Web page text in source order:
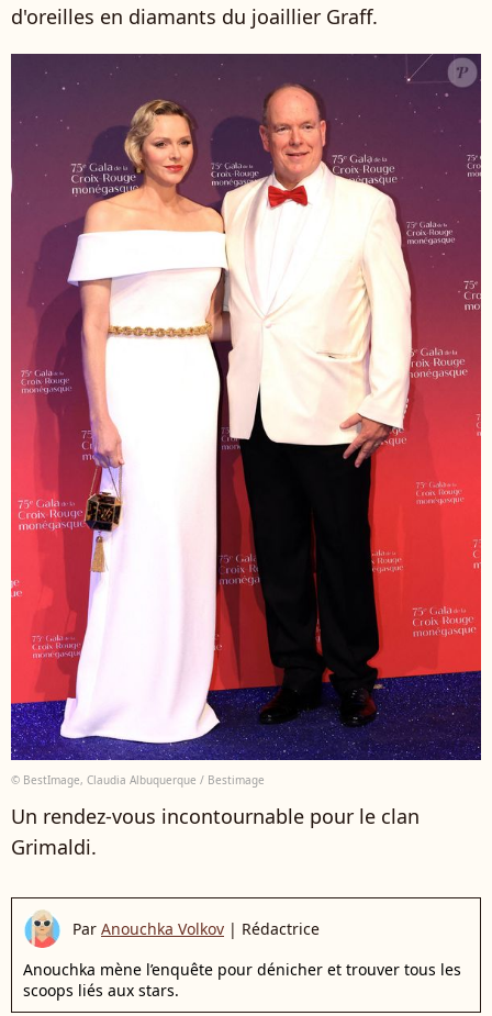
d'oreilles en diamants du joaillier Graff.
© BestImage, Claudia Albuquerque / Bestimage
Un rendez-vous incontournable pour le clan
Grimaldi.
Par Anouchka Volkov | Rédactrice
Anouchka mène l’enquête pour dénicher et trouver tous les
scoops liés aux stars.